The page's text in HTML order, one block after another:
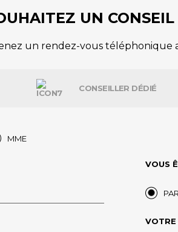
UN
un rendez-vous téléphonique
CONSEILLER DÉDIÉ
MME
VOUS
VOTRE